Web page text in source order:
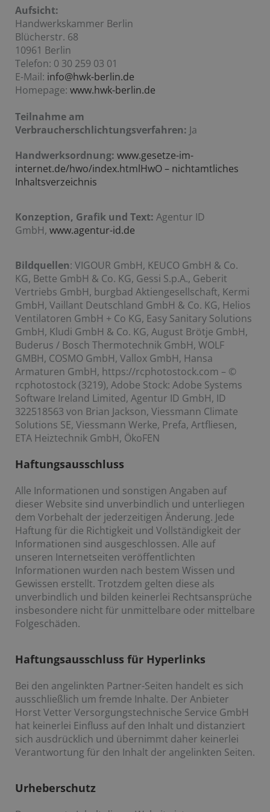
Aufsicht:
Handwerkskammer Berlin
Blücherstr. 68
10961 Berlin
Telefon: 0 30 259 03 01
E-Mail: info@hwk-berlin.de
Homepage: www.hwk-berlin.de
Teilnahme am
Verbraucherschlichtungsverfahren: Ja
Handwerksordnung: www.gesetze-im-
internet.de/hwo/index.htmlHwO – nichtamtliches
Inhaltsverzeichnis
Konzeption, Grafik und Text: Agentur ID
GmbH, www.agentur-id.de
Bildquellen: VIGOUR GmbH, KEUCO GmbH & Co.
KG, Bette GmbH & Co. KG, Gessi S.p.A., Geberit
Vertriebs GmbH, burgbad Aktiengesellschaft, Kermi
GmbH, Vaillant Deutschland GmbH & Co. KG, Helios
Ventilatoren GmbH + Co KG, Easy Sanitary Solutions
GmbH, Kludi GmbH & Co. KG, August Brötje GmbH,
Buderus / Bosch Thermotechnik GmbH, WOLF
GMBH, COSMO GmbH, Vallox GmbH, Hansa
Armaturen GmbH, https://rcphotostock.com – ©
rcphotostock (3219), Adobe Stock: Adobe Systems
Software Ireland Limited, Agentur ID GmbH, ID
322518563 von Brian Jackson, Viessmann Climate
Solutions SE, Viessmann Werke, Prefa, Artfliesen,
ETA Heiztechnik GmbH, ÖkoFEN
Haftungsausschluss
Alle Informationen und sonstigen Angaben auf
dieser Website sind unverbindlich und unterliegen
dem Vorbehalt der jederzeitigen Änderung. Jede
Haftung für die Richtigkeit und Vollständigkeit der
Informationen sind ausgeschlossen. Alle auf
unseren Internetseiten veröffentlichten
Informationen wurden nach bestem Wissen und
Gewissen erstellt. Trotzdem gelten diese als
unverbindlich und bilden keinerlei Rechtsansprüche
insbesondere nicht für unmittelbare oder mittelbare
Folgeschäden.
Haftungsausschluss für Hyperlinks
Bei den angelinkten Partner-Seiten handelt es sich
ausschließlich um fremde Inhalte. Der Anbieter
Horst Vetter Versorgungstechnische Service GmbH
hat keinerlei Einfluss auf den Inhalt und distanziert
sich ausdrücklich und übernimmt daher keinerlei
Verantwortung für den Inhalt der angelinkten Seiten.
Urheberschutz